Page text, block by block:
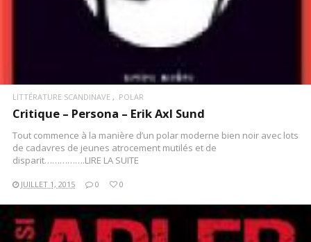
LITTÉRATURE SCANDINAVE POLAR
Critique – Persona – Erik Axl Sund
Tout commence à la manière d’un polar moderne bien noir avec lots
de cadavres de jeunes atrocement mutilés et de
disparit…………….LIRE LA SUITE
JUILLET 1, 2015 0 0